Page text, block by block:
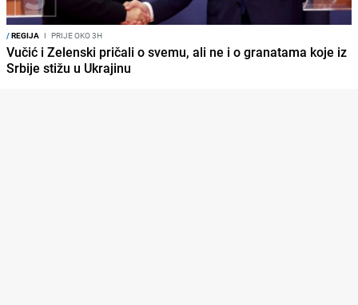
/REGIJA I PRIJE OKO 3H
Vučić i Zelenski pričali o svemu, ali ne i o granatama koje iz
Srbije stižu u Ukrajinu